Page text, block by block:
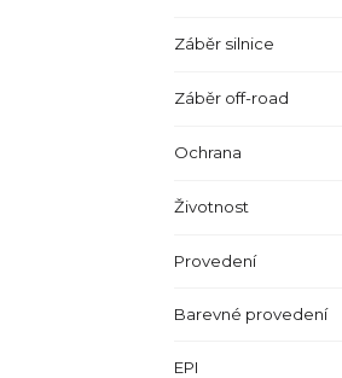
Záběr silnice
Záběr off-road
Ochrana
Životnost
Provedení
Barevné provedení
EPI